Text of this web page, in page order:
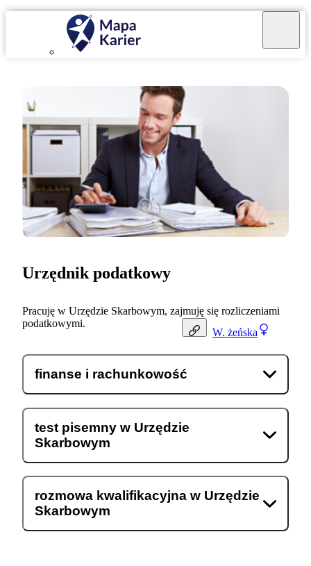
W. żeńska
Urzędnik podatkowy
Pracuję w Urzędzie Skarbowym, zajmuję się rozliczeniami
podatkowymi.
finanse i rachunkowość
test pisemny w Urzędzie
Skarbowym
rozmowa kwalifikacyjna w Urzędzie
Skarbowym